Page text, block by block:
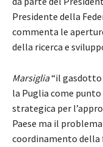
Presidente della
commenta le
della ricerca e
Marsiglia“il gasdotto
la Puglia come punto
strategica per
Paese ma il
coordinamento